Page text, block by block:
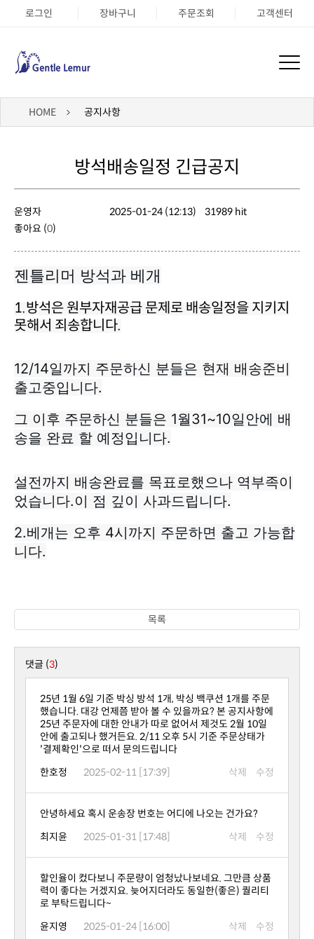
로그인 장바구니 주문조회 고객센터
HOME 공지사항
방석배송일정 긴급공지
운영자 2025-01-24 (12:13)
31989 hit
좋아요 (0)
젠틀리머 방석과 베개
못해서 죄송합니다.
출고중입니다.
송을 완료 할 예정입니다.
었습니다.이 점 깊이 사과드립니다.
니다.
목록
댓글 (3)
'결제확인'으로 떠서 문의드립니다
한호정
2025-02-11 [17:39] 삭제 수정
안녕하세요 혹시 운송장 번호는 어디에 나오는 건가요?
최지윤
2025-01-31 [17:48] 삭제 수정
로 부탁드립니다~
윤지영
2025-01-24 [16:00] 삭제 수정